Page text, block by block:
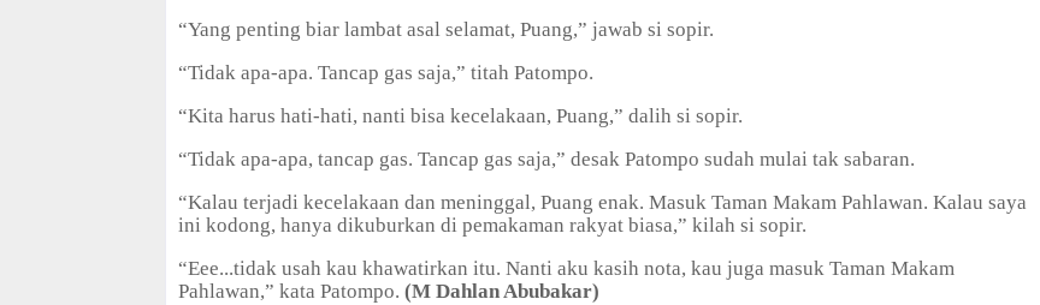
“Yang penting biar lambat asal selamat, Puang,” jawab si sopir.
“Tidak apa-apa. Tancap gas saja,” titah Patompo.
“Kita harus hati-hati, nanti bisa kecelakaan, Puang,” dalih si sopir.
“Tidak apa-apa, tancap gas. Tancap gas saja,” desak Patompo sudah mulai tak sabaran.
“Kalau terjadi kecelakaan dan meninggal, Puang enak. Masuk Taman Makam Pahlawan. Kalau saya
ini kodong, hanya dikuburkan di pemakaman rakyat biasa,” kilah si sopir.
“Eee...tidak usah kau khawatirkan itu. Nanti aku kasih nota, kau juga masuk Taman Makam
Pahlawan,” kata Patompo. (M Dahlan Abubakar)